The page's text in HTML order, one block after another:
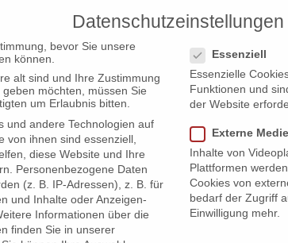
im ZDF
Datenschutzeinstellungen
bevor Sie unsere
können.
alt sind und Ihre Zustimmung
möchten, müssen Sie
um Erlaubnis bitten.
und andere Technologien auf
von ihnen sind essenziell,
diese Website und Ihre
Personenbezogene Daten
(z. B. IP-Adressen), z. B. für
und Inhalte oder Anzeigen-
Informationen über die
finden Sie in unserer
Essenziell
Essenzielle
Funktionen und
der Website
Externe
Inhalte von
Plattformen
Cookies von
bedarf der Zugriff
Einwilligung mehr.